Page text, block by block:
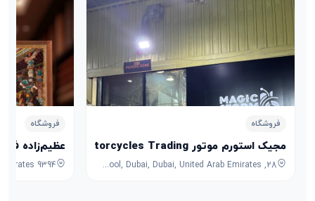
فروشگاه
مجیک استورم موتور Magic Storm Motorcycles Trading
28, 7B Street, Umm Ramool, Dubai, Dubai, United Arab Emirates
فروشگاه
عظیم‌زاده